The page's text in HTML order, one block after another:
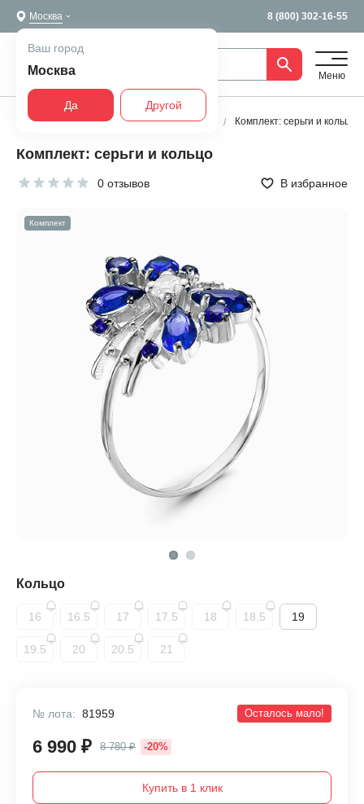
Москва 8 (800) 302-16-55
Ваш город
Москва
Да Другой
Меню
Главная Все украшения Комплекты Комплект: серьги и кольцо
Комплект: серьги и кольцо
0 отзывов В избранное
Комплект
Кольцо
16 16.5 17 17.5 18 18.5 19
19.5 20 20.5 21
№ лота: 81959 Осталось мало!
6 990 ₽ 8 780 ₽ -20%
Купить в 1 клик